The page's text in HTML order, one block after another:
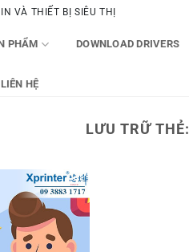
VÀ THIẾT BỊ SIÊU THỊ
PHẨM DOWNLOAD DRIVERS
LIÊN HỆ
LƯU TRỮ